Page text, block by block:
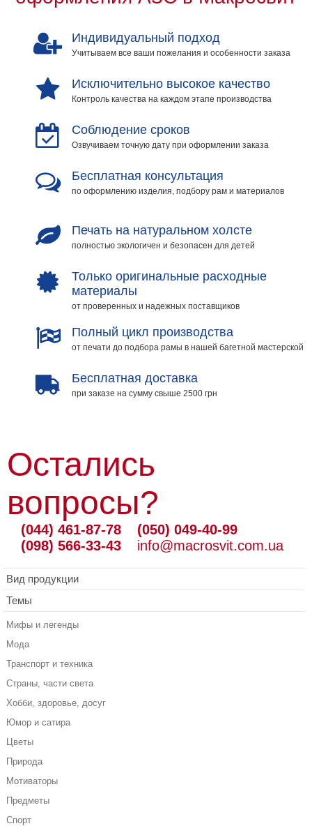
больших
работы
Индивидуальный подход
Учитываем все ваши пожелания и особенности заказа
Исключительно высокое качество
Контроль качества на каждом этапе производства
Соблюдение сроков
Озвучиваем точную дату при оформлении заказа
Бесплатная консультация
по оформлению изделия, подбору рам и материалов
Печать на натуральном холсте
полностью экологичен и безопасен для детей
Только оригинальные расходные
материалы
от проверенных и надежных поставщиков
Полный цикл производства
от печати до подбора рамы в нашей багетной мастерской
Бесплатная доставка
при заказе на сумму свыше 2500 грн
Остались
вопросы?
(044) 461-87-78
(098) 566-33-43
(050) 049-40-99
info@macrosvit.com.ua
Вид продукции
Темы
Мифы и легенды
Мода
Транспорт и техника
Страны, части света
Хобби, здоровье, досуг
Юмор и сатира
Цветы
Природа
Мотиваторы
Предметы
Спорт